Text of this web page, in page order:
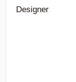
Designer